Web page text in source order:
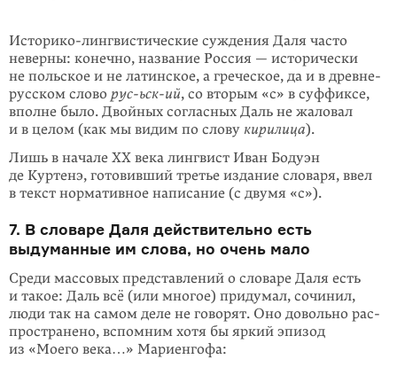
Историко-лингвистические суждения Даля часто
неверны: конечно, название Россия — исторически
не польское и не латинское, а греческое, да и в древне­
русском слово рус-ьск-ий, со вторым «с» в суффиксе,
вполне было. Двойных согласных Даль не жаловал
и в целом (как мы видим по слову кирилица).
Лишь в начале XX века лингвист Иван Бодуэн
де Куртенэ, готовивший третье издание словаря, ввел
в текст нормативное написание (с двумя «с»).
7. В словаре Даля действительно есть
выдуман­ные им слова, но очень мало
Среди массовых представлений о словаре Даля есть
и такое: Даль всё (или мно­гое) придумал, сочинил,
люди так на самом деле не говорят. Оно довольно рас­
пространено, вспомним хотя бы яркий эпизод
из «Моего века…» Мариенгофа: